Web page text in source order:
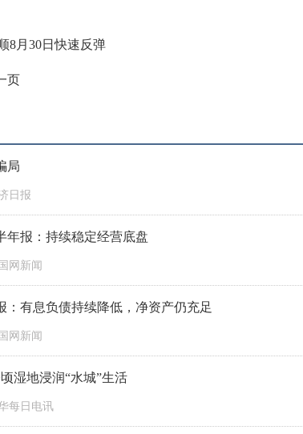
8月30日快速反弹
页
局
日报
年报：持续稳定经营底盘
网新闻
：有息负债持续降低，净资产仍充足
网新闻
湿地浸润“水城”生活
每日电讯